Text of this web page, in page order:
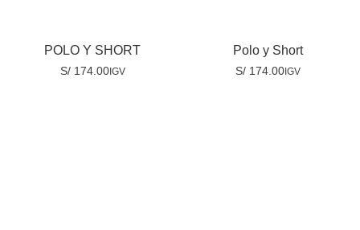
POLO Y SHORT
S/174.00IGV
Polo y Short
S/174.00IGV